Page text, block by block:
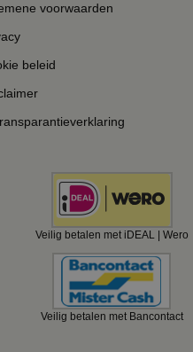
voorwaarden
beleid
Veilig betalen met iDEAL | Wero
Veilig betalen met Bancontact